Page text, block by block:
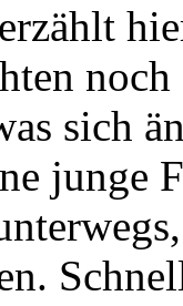
erzählt
sich
junge